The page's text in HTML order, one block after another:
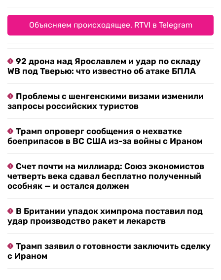
Объясняем происходящее. RTVI в Telegram
92 дрона над Ярославлем и удар по складу
WB под Тверью: что известно об атаке БПЛА
Проблемы с шенгенскими визами изменили
запросы российских туристов
Трамп опроверг сообщения о нехватке
боеприпасов в ВС США из-за войны с Ираном
Счет почти на миллиард: Союз экономистов
четверть века сдавал бесплатно полученный
особняк — и остался должен
В Британии упадок химпрома поставил под
удар производство ракет и лекарств
Трамп заявил о готовности заключить сделку
с Ираном